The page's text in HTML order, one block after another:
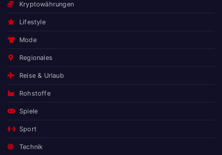
Kryptowährungen
Lifestyle
Mode
Regionales
Reise & Urlaub
Rohstoffe
Spiele
Sport
Technik